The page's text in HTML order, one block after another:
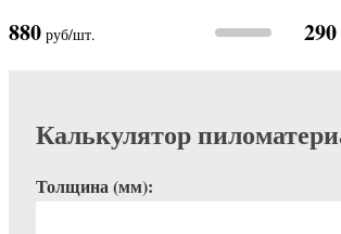
880 руб/шт. 290
Калькулятор
Толщина (мм):